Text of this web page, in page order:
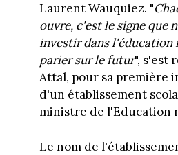
Laurent Wauquiez. "
ouvre, c'est le signe que
investir dans l'éducation
parier sur le futur", s'est
Attal, pour sa première
d'un établissement
ministre de l'Education
Le nom de